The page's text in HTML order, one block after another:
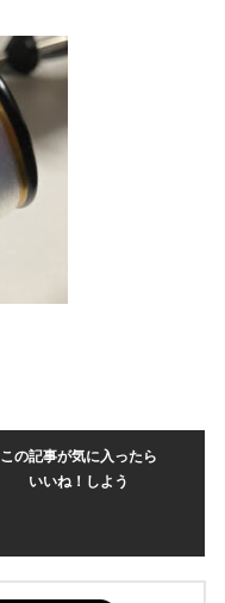
この記事が気に入ったら
いいね！しよう